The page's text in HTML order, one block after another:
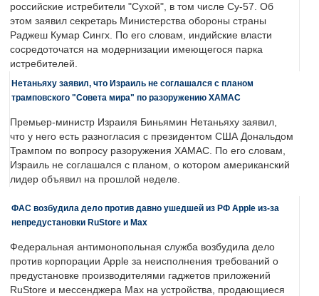
российские истребители "Сухой", в том числе Су-57. Об
этом заявил секретарь Министерства обороны страны
Раджеш Кумар Сингх. По его словам, индийские власти
сосредоточатся на модернизации имеющегося парка
истребителей.
Нетаньяху заявил, что Израиль не соглашался с планом
трамповского "Совета мира" по разоружению ХАМАС
Премьер-министр Израиля Биньямин Нетаньяху заявил,
что у него есть разногласия с президентом США Дональдом
Трампом по вопросу разоружения ХАМАС. По его словам,
Израиль не соглашался с планом, о котором американский
лидер объявил на прошлой неделе.
ФАС возбудила дело против давно ушедшей из РФ Apple из-за
непредустановки RuStore и Max
Федеральная антимонопольная служба возбудила дело
против корпорации Apple за неисполнения требований о
предустановке производителями гаджетов приложений
RuStore и мессенджера Max на устройства, продающиеся